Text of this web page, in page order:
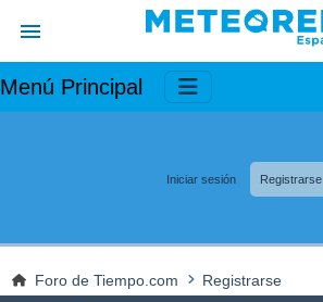
Menú Principal
Iniciar sesión Registrarse
Foro de Tiempo.com Registrarse